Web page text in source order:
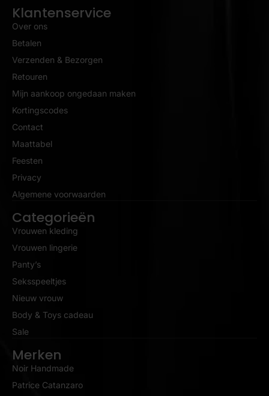
Klantenservice
Over ons
Betalen
Verzenden & Bezorgen
Retouren
Mijn aankoop ongedaan maken
Kortingscodes
Contact
Maattabel
Feesten
Privacy
Algemene voorwaarden
Categorieën
Vrouwen kleding
Vrouwen lingerie
Panty’s
Seksspeeltjes
Nieuw vrouw
Body & Toys cadeau
Sale
Merken
Noir Handmade
Patrice Catanzaro